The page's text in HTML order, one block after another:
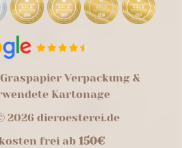
Verpackung &
Kartonage
2026 dieroesterei.de
frei ab 150€